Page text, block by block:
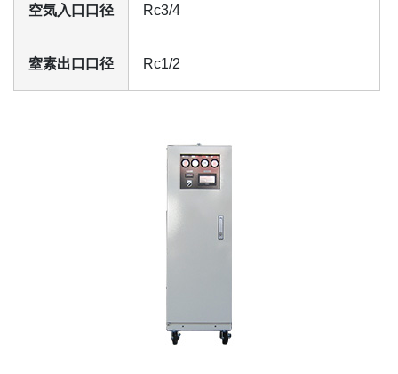
空気入口口径 Rc3/4
窒素出口口径 Rc1/2